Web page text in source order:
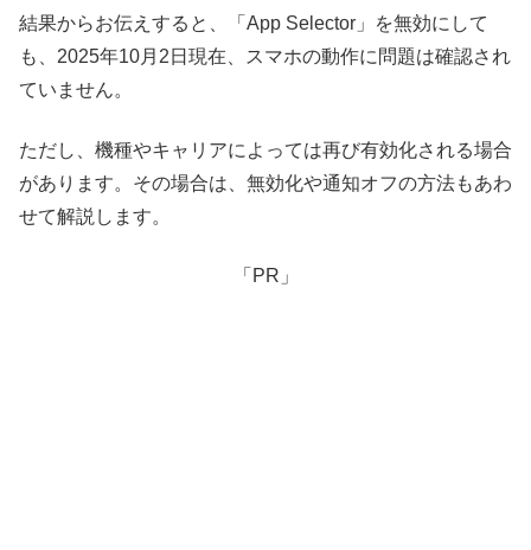
結果からお伝えすると、「App Selector」を無効にして
も、2025年10月2日現在、スマホの動作に問題は確認され
ていません。
ただし、機種やキャリアによっては再び有効化される場合
があります。その場合は、無効化や通知オフの方法もあわ
せて解説します。
「PR」